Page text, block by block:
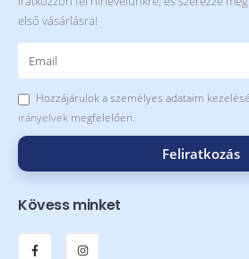
első vásárlásra!
Hozzájárulok a személyes adataim
irányelvek megfelelően.
Feliratkozás
Kövess minket